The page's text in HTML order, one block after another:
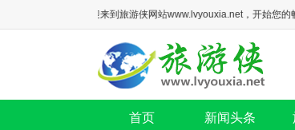
欢迎来到旅游侠网站www.lvyouxia.net，开始您的畅游之旅吧！
首页 新闻头条